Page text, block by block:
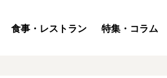
食事・レストラン 特集・コラム